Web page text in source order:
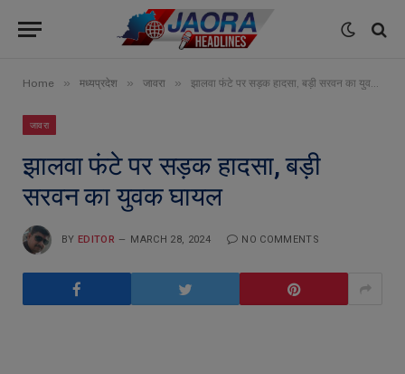
Home » मध्यप्रदेश » जावरा » झालवा फंटे पर सड़क हादसा, बड़ी सरवन का युवक घायल
जावरा
झालवा फंटे पर सड़क हादसा, बड़ी
सरवन का युवक घायल
BY EDITOR MARCH 28, 2024 NO COMMENTS